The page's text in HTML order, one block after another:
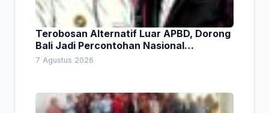
Terobosan Alternatif Luar APBD, Dorong
Bali Jadi Percontohan Nasional
Pembiayaan Daerah
7 Agustus 2026